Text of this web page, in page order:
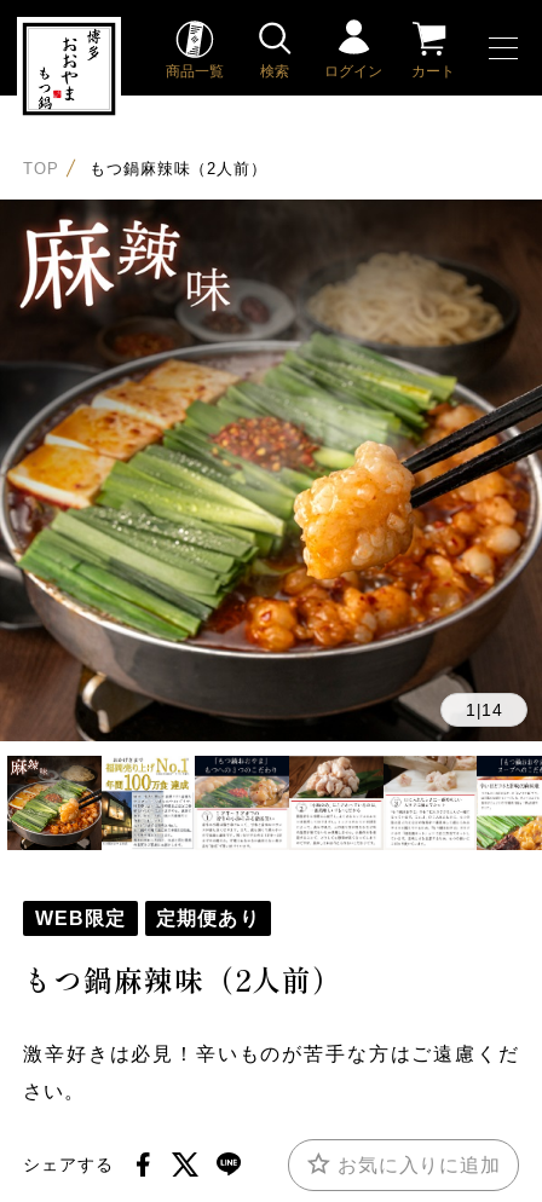
商品一覧 検索 ログイン カート
TOP もつ鍋麻辣味（2人前）
1 |14
WEB限定 定期便あり
もつ鍋麻辣味（2人前）
激辛好きは必見！辛いものが苦手な方はご遠慮くだ
さい。
シェアする お気に入りに追加